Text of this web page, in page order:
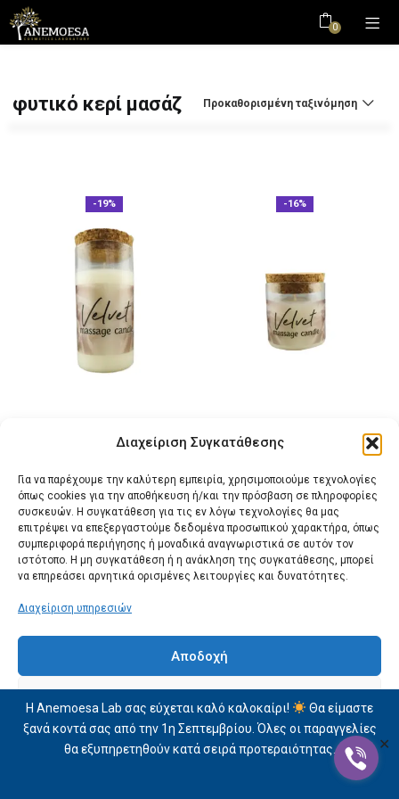
Διαχείριση Συγκατάθεσης
Για να παρέχουμε την καλύτερη εμπειρία, χρησιμοποιούμε τεχνολογίες
όπως cookies για την αποθήκευση ή/και την πρόσβαση σε πληροφορίες
συσκευών. Η συγκατάθεση για τις εν λόγω τεχνολογίες θα μας
επιτρέψει να επεξεργαστούμε δεδομένα προσωπικού χαρακτήρα, όπως
συμπεριφορά περιήγησης ή μοναδικά αναγνωριστικά σε αυτόν τον
ιστότοπο. Η μη συγκατάθεση ή η ανάκληση της συγκατάθεσης, μπορεί
να επηρεάσει αρνητικά ορισμένες λειτουργίες και δυνατότητες.
Διαχείριση υπηρεσιών
Αποδοχή
Προβολή προτιμήσεων
Η Anemoesa Lab σας εύχεται καλό καλοκαίρι!
Θα είμαστε
ξανά κοντά σας από την 1η Σεπτεμβρίου. Όλες οι παραγγελίες
θα εξυπηρετηθούν κατά σειρά προτεραιότητας.
✕
0
φυτικό κερί μασάζ Προκαθορισμένη ταξινόμηση
-19%
36,90€ 45,60€
Free shipping!
Προσθήκη Στο Καλάθι
-16%
Velvet Massage Candle 60ml
16,00€ 19,10€
Free shipping!
Προσθήκη Στο Καλάθι